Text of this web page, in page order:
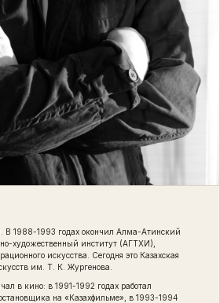
В 1988-1993 годах окончил Алма-Атинский
художественный институт (АГТХИ),
искусства. Сегодня это Казахская
им. Т. К. Жургенова.
в кино: в 1991-1992 годах работал
на «Казахфильме», в 1993-1994